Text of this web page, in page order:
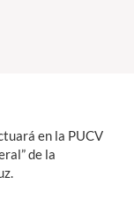
en la PUCV
de la